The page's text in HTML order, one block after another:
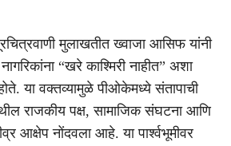
मुलाखतीत ख्वाजा आसिफ यांनी
“खरे काश्मिरी नाहीत” अशा
या वक्तव्यामुळे पीओकेमध्ये संतापाची
राजकीय पक्ष, सामाजिक संघटना आणि
आक्षेप नोंदवला आहे. या पार्श्वभूमीवर